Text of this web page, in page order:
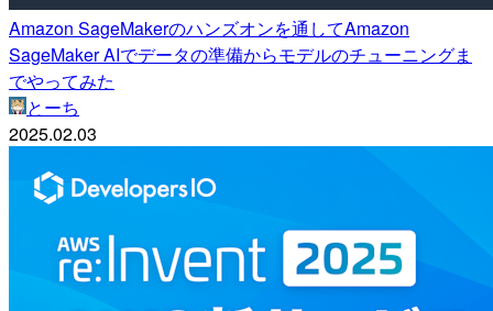
Amazon SageMakerのハンズオンを通してAmazon
SageMaker AIでデータの準備からモデルのチューニングま
でやってみた
とーち
2025.02.03